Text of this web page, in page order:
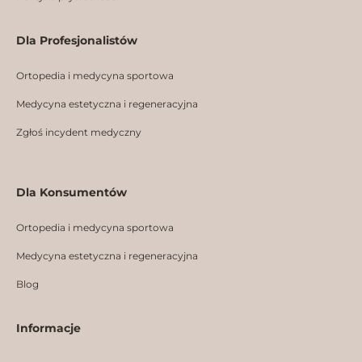
Dla Profesjonalistów
Ortopedia i medycyna sportowa
Medycyna estetyczna i regeneracyjna
Zgłoś incydent medyczny
Dla Konsumentów
Ortopedia i medycyna sportowa
Medycyna estetyczna i regeneracyjna
Blog
Informacje